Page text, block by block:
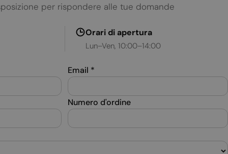
per rispondere alle tue domande
Orari di apertura
Lun–Ven, 10:00–14:00
Email *
Numero d'ordine
SLOVENIAN
UKRAINIAN